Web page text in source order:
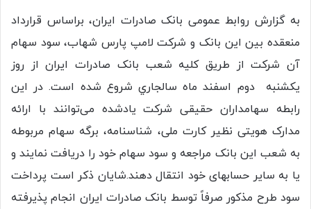
به گزارش روابط عمومی بانک صادرات ایران،‌ براساس قرارداد
منعقده بین این بانک و شرکت لامپ پارس شهاب، سود سهام
آن شركت از طریق کلیه شعب بانک صادرات ایران از روز
يكشنبه دوم اسفند ماه سالجاري شروع شده است. در این
رابطه سهامداران حقیقی شرکت یادشده می‌توانند با ارائه
مدارک هویتی نظیر کارت ملی، شناسنامه، برگه سهام مربوطه
به شعب این بانک مراجعه و سود سهام خود را دریافت نمایند و
یا به سایر حسابهای خود انتقال دهند.شایان ذکر است پرداخت
سود طرح مذکور صرفاً توسط بانک صادرات ایران انجام پذیرفته